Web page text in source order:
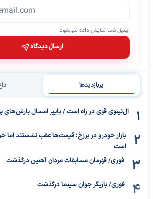
ایمیل شما نمایش داده نمی‌شود.
ارسال دیدگاه
پربازدیدها
ال‌نینوی قوی در راه است / پاییز امسال
بازار خودرو در برزخ؛ قیمت‌ها عقب نشستند اما
است
فوری/ قهرمان مسابقات مردان آهنین درگذشت
فوری/ بازیگر جوان سینما درگذشت